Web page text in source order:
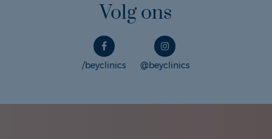
Volg ons
/beyclinics @beyclinics